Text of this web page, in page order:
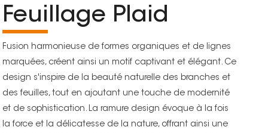
Feuillage Plaid
Fusion harmonieuse de formes organiques et de lignes
marquées, créent ainsi un motif captivant et élégant. Ce
design s'inspire de la beauté naturelle des branches et
des feuilles, tout en ajoutant une touche de modernité
et de sophistication. La ramure design évoque à la fois
la force et la délicatesse de la nature, offrant ainsi une